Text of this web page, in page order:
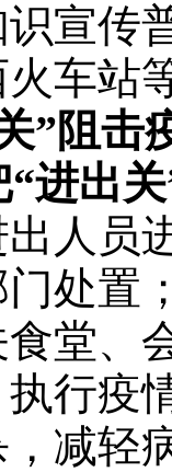
宣传
车站
”阻击
“进出
人员
处置
堂、
行疫
减轻